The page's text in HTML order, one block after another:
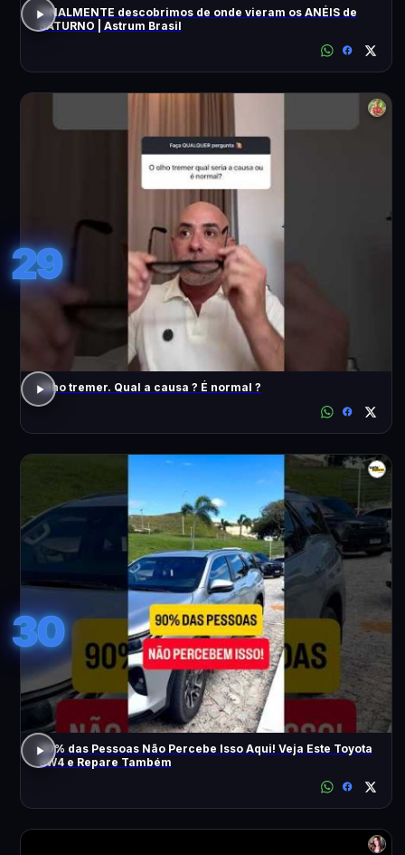
FINALMENTE descobrimos de onde vieram os ANÉIS de
SATURNO | Astrum Brasil
29
Olho tremer. Qual a causa ? É normal ?
30
90% das Pessoas Não Percebe Isso Aqui! Veja Este Toyota
SW4 e Repare Também